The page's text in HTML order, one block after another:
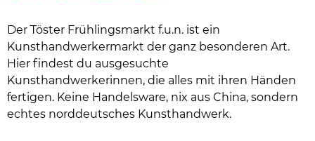
Der Töster Frühlingsmarkt f.u.n. ist ein
Kunsthandwerkermarkt der ganz besonderen Art.
Hier findest du ausgesuchte
Kunsthandwerkerinnen, die alles mit ihren Händen
fertigen. Keine Handelsware, nix aus China, sondern
echtes norddeutsches Kunsthandwerk.